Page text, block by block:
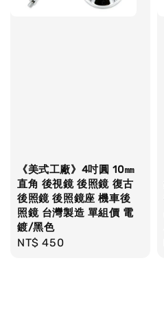
《美式工廠》4吋圓 10㎜
直角 後視鏡 後照鏡 復古
後照鏡 後照鏡座 機車後
照鏡 台灣製造 單組價 電
鍍/黑色
Regular
NT$ 450